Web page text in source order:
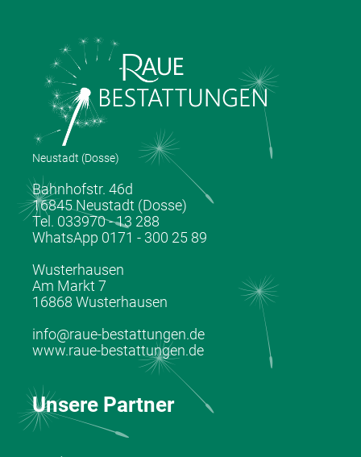
Neustadt (Dosse)
Bahnhofstr. 46d
16845 Neustadt (Dosse)
Tel. 033970 - 13 288
WhatsApp 0171 - 300 25 89
Wusterhausen
Am Markt 7
16868 Wusterhausen
info@raue-bestattungen.de
www.raue-bestattungen.de
Unsere Partner